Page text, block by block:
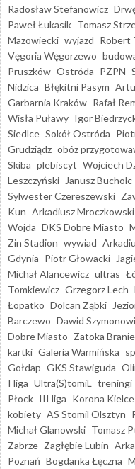
Radosław Stefanowicz
Paweł Łukasik Tomasz
Mazowiecki wyjazd Robert
Vęgoria Węgorzewo
Pruszków Ostróda PZPN
Nidzica Błękitni Pasym
Garbarnia Kraków Rafał
Wisła Puławy Igor
Siedlce Sokół Ostróda
Grudziądz obóz
Skiba plebiscyt Wojciech
Leszczyński
Janusz Bucholc
Sylwester Czereszewski
Kun Arkadiusz Mroczkowski
Wojda DKS Dobre Miasto
Zin Stadion wywiad
Gdynia Piotr Głowacki
Michał Alancewicz ultras
Tomkiewicz Grzegorz Lech
Łopatko Dolcan Ząbki
Barczewo Dawid
Dobre Miasto Zatoka
kartki Galeria Warmińska
Gołdap GKS Stawiguda
I liga Ultra(S)tomiL treningi
Płock III liga Korona Kielce
kobiety AS Stomil Olsztyn
Michał Glanowski Tomasz
Zabrze Zagłębie Lubin
Poznań Bogdanka Łęczna